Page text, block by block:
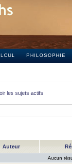
PHILOSOPHIE
les sujets actifs
Auteur
Aucun